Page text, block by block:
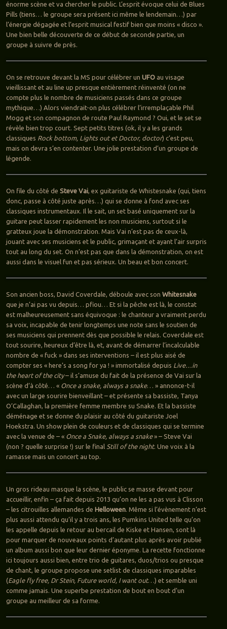
énorme scène et va chercher le public. L’esprit évoque celui de Blues
Pills (tiens… le groupe sera présent ici même le lendemain…) par
l’énergie dégagée et l’esprit musical festif bien que moins « disco ».
Une bien belle découverte de ce début de seconde partie, un
groupe à suivre de près.
On se retrouve devant la MS pour célébrer un UFOau visage
vieillissant et au line up presque entièrement réinventé (on ne
compte plus le nombre de musiciens passés dans ce groupe
mythique…) Alors viendrait-on plus célébrer l’irremplaçable Phil
Mogg et son compagnon de route Paul Raymond ? Oui, et le set se
révèle bien trop court. Sept petits titres (ok, il y a les grands
classiques Rock bottom, Lights out et Doctor, doctor) c’est peu,
mais on devra s’en contenter. Une jolie prestation d’un groupe de
légende.
On file du côté de Steve Vai, ex guitariste de Whistesnake (qui, tiens
donc, passe à côté juste après…) qui se donne à fond avec ses
classiques instrumentaux. Il le sait, un set basé uniquement sur la
guitare peut lasser rapidement les non musiciens, surtout si le
gratteux joue la démonstration. Mais Vai n’est pas de ceux-là,
jouant avec ses musiciens et le public, grimaçant et ayant l’air surpris
tout au long du set. On n’est pas que dans la démonstration, on est
aussi dans le visuel fun et pas sérieux. Un beau et bon concert.
Son ancien boss, David Coverdale, déboule avec son Whitesnake
que je n’ai pas vu depuis… pfiou… Et si la pêche est là, le constat
est malheureusement sans équivoque : le chanteur a vraiment perdu
sa voix, incapable de tenir longtemps une note sans le soutien de
ses musiciens qui prennent dès que possible le relais. Coverdale est
tout sourire, heureux d’être là, et, avant de démarrer l’incalculable
nombre de « fuck » dans ses interventions – il est plus aisé de
compter ses « here’s a song for ya ! » immortalisé depuis Live…in
the heart of the city– il s’amuse du fait de la présence de Vai sur la
scène d’à côté… « Once a snake, always a snake… » annonce-t-il
avec un large sourire bienveillant – et présente sa bassiste, Tanya
O’Callaghan, la première femme membre su Snake. Et la bassiste
déménage et se donne du plaisir au côté du guitariste Joel
Hoekstra. Un show plein de couleurs et de classiques qui se termine
avec la venue de – « Once a Snake, always a snake» – Steve Vai
(non ? quelle surprise !) sur le final Still of the night. Une voix à la
ramasse mais un concert au top.
Un gros rideau masque la scène, le public se masse devant pour
accueillir, enfin – ça fait depuis 2013 qu’on ne les a pas vus à Clisson
– les citrouilles allemandes de Helloween. Même si l’évènement n’est
plus aussi attendu qu’il y a trois ans, les Pumkins United telle qu’on
les appelle depuis le retour au bercail de Kiske et Hansen, sont là
pour marquer de nouveaux points d’autant plus après avoir publié
un album aussi bon que leur dernier éponyme. La recette fonctionne
ici toujours aussi bien, entre trio de guitares, duos/trios ou presque
de chant, le groupe propose une setlist de classiques imparables
(Eagle fly free, Dr Stein, Future world, I want out…) et semble uni
comme jamais. Une superbe prestation de bout en bout d’un
groupe au meilleur de sa forme.